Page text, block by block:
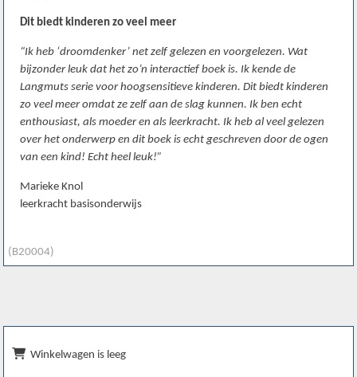
(B20004)
Dit biedt kinderen zo veel meer
“Ik heb ‘droomdenker’ net zelf gelezen en voorgelezen. Wat
bijzonder leuk dat het zo’n interactief boek is. Ik kende de
Langmuts serie voor hoogsensitieve kinderen. Dit biedt kinderen
zo veel meer omdat ze zelf aan de slag kunnen. Ik ben echt
enthousiast, als moeder en als leerkracht. Ik heb al veel gelezen
over het onderwerp en dit boek is echt geschreven door de ogen
van een kind! Echt heel leuk!”
Marieke Knol
leerkracht basisonderwijs
Winkelwagen is leeg